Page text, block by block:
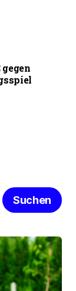
Suchen